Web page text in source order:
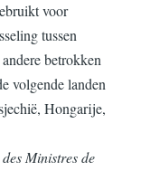
voor
tussen
betrokken
volgende landen
Hongarije,
Ministres de